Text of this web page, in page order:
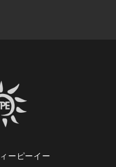
ーピーイー